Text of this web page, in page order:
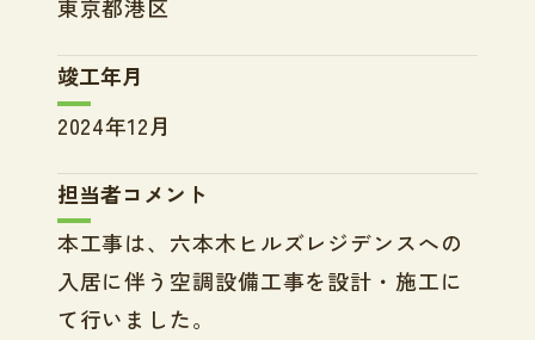
東京都港区
竣工年月
2024年12月
担当者コメント
本工事は、六本木ヒルズレジデンスへの
入居に伴う空調設備工事を設計・施工に
て行いました。